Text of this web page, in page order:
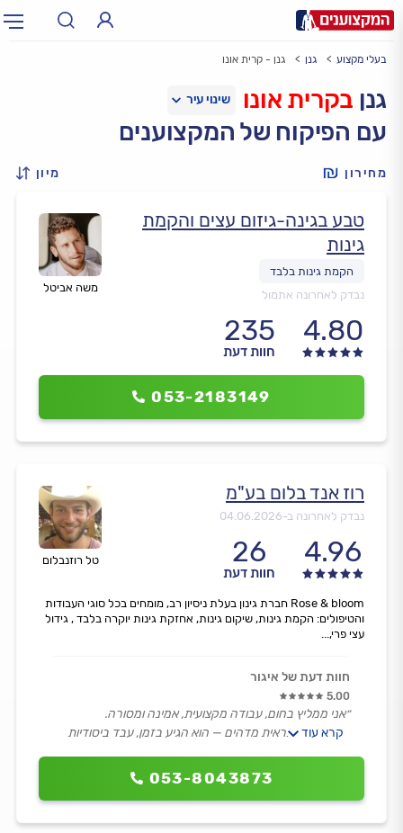
עירעיר: תל אביב, חיפה…
בעלי מקצוע גנן גנן - קרית אונו
גנן בקרית אונו
עם הפיקוח של המקצוענים
מחירון מיון
משה אביטל
טבע בגינה-גיזום עצים והקמת
גינות
נבדק לאחרונה אתמול
4.80
235
חוות דעת
053-2183149
טל רוזנבלום
רוז אנד בלום בע"מ
נבדק לאחרונה ב-04.06.2026
4.96
26
חוות דעת
053-8043873
Rose & bloom חברת גינון בעלת ניסיון רב, מומחים בכל סוגי העבודות
והטיפולים: הקמת גינות, שיקום גינות, אחזקת גינות יוקרה בלבד , גידול
עצי פרי,...
חוות דעת של איגור
5.00
״אני ממליץ בחום, עבודה מקצועית, אמינה ומסורה.
הגינה שלנו נראית מדהים — הוא הגיע בזמן, עבד ביסודיות
שירות אדיב ומחיר הוגן.
קרא עוד